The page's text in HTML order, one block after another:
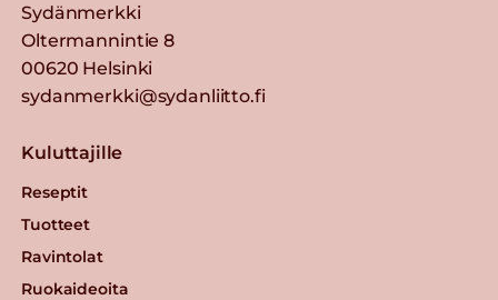
Sydänmerkki
Oltermannintie 8
00620 Helsinki
sydanmerkki@sydanliitto.fi
Kuluttajille
Reseptit
Tuotteet
Ravintolat
Ruokaideoita